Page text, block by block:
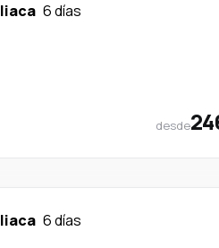
6 días
desde
6 días